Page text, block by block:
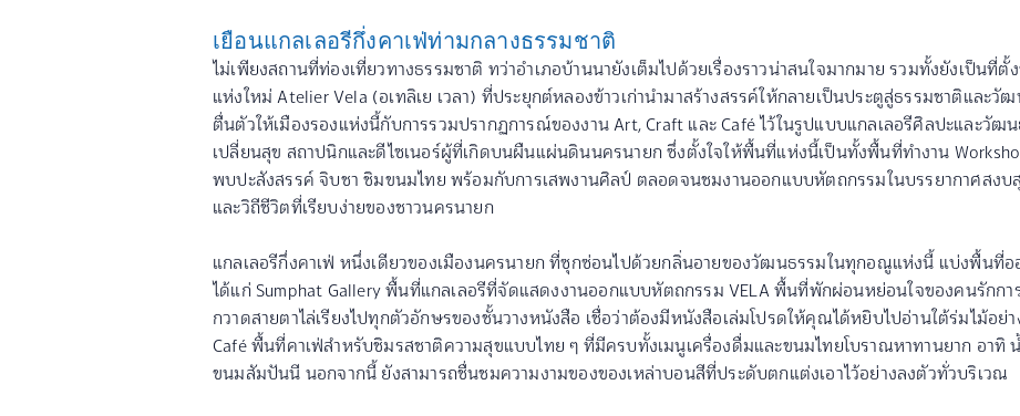
เยือนแกลเลอรีกึ่งคาเฟ่ท่ามกลางธรรมชาติ
ไม่เพียงสถานที่ท่องเที่ยวทางธรรมชาติ ทว่าอำเภอบ้านนายังเต็มไปด้วยเรื่องราวน่าสนใจมากมาย รวมทั้งยังเป็นที่ตั้
แห่งใหม่ Atelier Vela (อเทลิเย เวลา) ที่ประยุกต์หลองข้าวเก่านำมาสร้างสรรค์ให้กลายเป็นประตูสู่ธรรมชาติและ
ตื่นตัวให้เมืองรองแห่งนี้กับการรวมปรากฏการณ์ของงาน Art, Craft และ Café ไว้ในรูปแบบแกลเลอรีศิลปะและวั
เปลี่ยนสุข สถาปนิกและดีไซเนอร์ผู้ที่เกิดบนผืนแผ่นดินนครนายก ซึ่งตั้งใจให้พื้นที่แห่งนี้เป็นทั้งพื้นที่ทำงาน
พบปะสังสรรค์ จิบชา ชิมขนมไทย พร้อมกับการเสพงานศิลป์ ตลอดจนชมงานออกแบบหัตถกรรมในบรรยากาศสงบ
และวิถีชีวิตที่เรียบง่ายของชาวนครนายก
แกลเลอรีกึ่งคาเฟ่ หนึ่งเดียวของเมืองนครนายก ที่ซุกซ่อนไปด้วยกลิ่นอายของวัฒนธรรมในทุกอณูแห่งนี้ แบ่งพื้นที่อ
ได้แก่ Sumphat Gallery พื้นที่แกลเลอรีที่จัดแสดงงานออกแบบหัตถกรรม VELA พื้นที่พักผ่อนหย่อนใจของคนรักก
กวาดสายตาไล่เรียงไปทุกตัวอักษรของชั้นวางหนังสือ เชื่อว่าต้องมีหนังสือเล่มโปรดให้คุณได้หยิบไปอ่านใต้ร่มไม้อย่
Café พื้นที่คาเฟ่สำหรับชิมรสชาติความสุขแบบไทย ๆ ที่มีครบทั้งเมนูเครื่องดื่มและขนมไทยโบราณหาทานยาก อาทิ
ขนมสัมปันนี นอกจากนี้ ยังสามารถชื่นชมความงามของของเหล่าบอนสีที่ประดับตกแต่งเอาไว้อย่างลงตัวทั่วบริเวณ